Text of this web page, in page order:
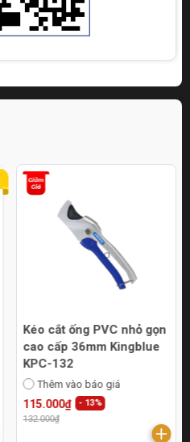
Kéo cắt ống PVC nhỏ gọn
cao cấp 36mm Kingblue
KPC-132
Thêm vào báo giá
115.000₫
132.000₫
- 13%